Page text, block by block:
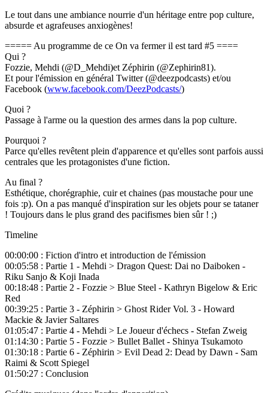
Le tout dans une ambiance nourrie d'un héritage entre pop culture,
absurde et agrafeuses anxiogènes!
===== Au programme de ce On va fermer il est tard #5 ====
Qui ?
Fozzie, Mehdi (@D_Mehdi)et Zéphirin (@Zephirin81).
Et pour l'émission en général Twitter (@deezpodcasts) et/ou
Facebook (www.facebook.com/DeezPodcasts/)
Quoi ?
Passage à l'arme ou la question des armes dans la pop culture.
Pourquoi ?
Parce qu'elles revêtent plein d'apparence et qu'elles sont parfois aussi
centrales que les protagonistes d'une fiction.
Au final ?
Esthétique, chorégraphie, cuir et chaines (pas moustache pour une
fois :p). On a pas manqué d'inspiration sur les objets pour se tataner
! Toujours dans le plus grand des pacifismes bien sûr ! ;)
Timeline
00:00:00 : Fiction d'intro et introduction de l'émission
00:05:58 : Partie 1 - Mehdi > Dragon Quest: Dai no Daiboken -
Riku Sanjo & Koji Inada
00:18:48 : Partie 2 - Fozzie > Blue Steel - Kathryn Bigelow & Eric
Red
00:39:25 : Partie 3 - Zéphirin > Ghost Rider Vol. 3 - Howard
Mackie & Javier Saltares
01:05:47 : Partie 4 - Mehdi > Le Joueur d'échecs - Stefan Zweig
01:14:30 : Partie 5 - Fozzie > Bullet Ballet - Shinya Tsukamoto
01:30:18 : Partie 6 - Zéphirin > Evil Dead 2: Dead by Dawn - Sam
Raimi & Scott Spiegel
01:50:27 : Conclusion